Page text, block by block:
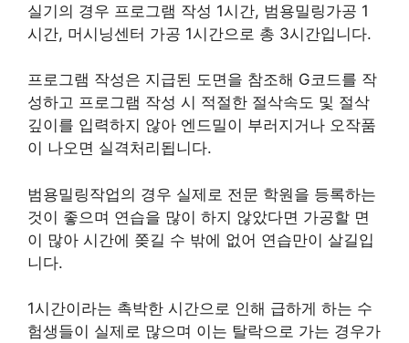
실기의 경우 프로그램 작성 1시간, 범용밀링가공 1
시간, 머시닝센터 가공 1시간으로 총 3시간입니다.
프로그램 작성은 지급된 도면을 참조해 G코드를 작
성하고 프로그램 작성 시 적절한 절삭속도 및 절삭
깊이를 입력하지 않아 엔드밀이 부러지거나 오작품
이 나오면 실격처리됩니다.
범용밀링작업의 경우 실제로 전문 학원을 등록하는
것이 좋으며 연습을 많이 하지 않았다면 가공할 면
이 많아 시간에 쫒길 수 밖에 없어 연습만이 살길입
니다.
1시간이라는 촉박한 시간으로 인해 급하게 하는 수
험생들이 실제로 많으며 이는 탈락으로 가는 경우가